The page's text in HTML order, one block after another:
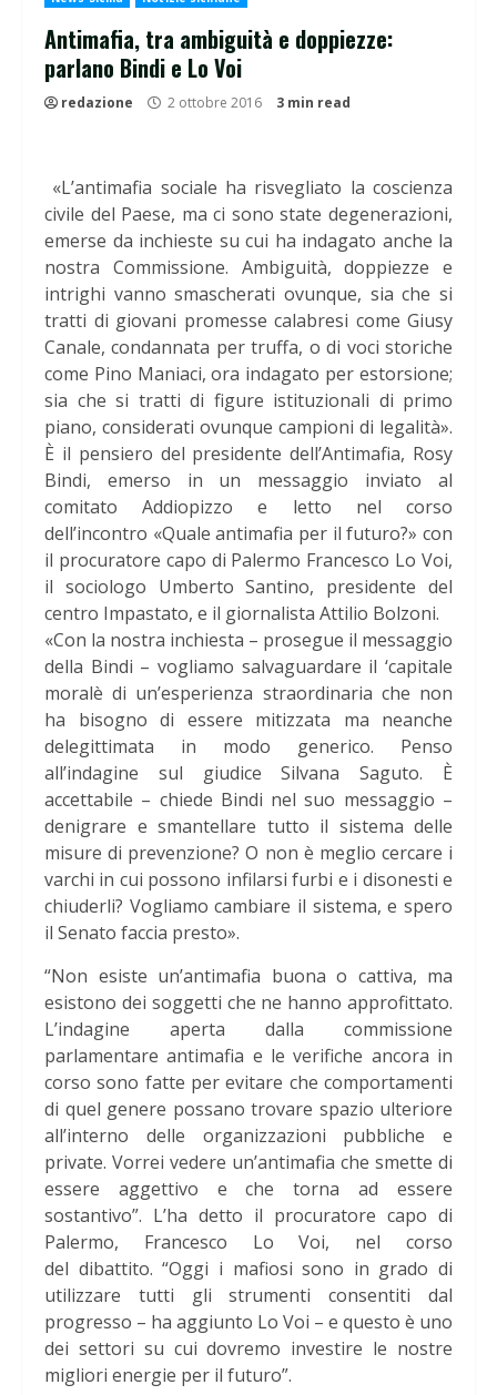
Antimafia, tra ambiguità e doppiezze:
parlano Bindi e Lo Voi
redazione 2 ottobre 2016 3 min read
«L’antimafia sociale ha risvegliato la coscienza
civile del Paese, ma ci sono state degenerazioni,
emerse da inchieste su cui ha indagato anche la
nostra Commissione. Ambiguità, doppiezze e
intrighi vanno smascherati ovunque, sia che si
tratti di giovani promesse calabresi come Giusy
Canale, condannata per truffa, o di voci storiche
come Pino Maniaci, ora indagato per estorsione;
sia che si tratti di figure istituzionali di primo
piano, considerati ovunque campioni di legalità».
È il pensiero del presidente dell’Antimafia, Rosy
Bindi, emerso in un messaggio inviato al
comitato Addiopizzo e letto nel corso
dell’incontro «Quale antimafia per il futuro?» con
il procuratore capo di Palermo Francesco Lo Voi,
il sociologo Umberto Santino, presidente del
centro Impastato, e il giornalista Attilio Bolzoni.
«Con la nostra inchiesta – prosegue il messaggio
della Bindi – vogliamo salvaguardare il ‘capitale
moralè di un’esperienza straordinaria che non
ha bisogno di essere mitizzata ma neanche
delegittimata in modo generico. Penso
all’indagine sul giudice Silvana Saguto. È
accettabile – chiede Bindi nel suo messaggio –
denigrare e smantellare tutto il sistema delle
misure di prevenzione? O non è meglio cercare i
varchi in cui possono infilarsi furbi e i disonesti e
chiuderli? Vogliamo cambiare il sistema, e spero
il Senato faccia presto».
“Non esiste un’antimafia buona o cattiva, ma
esistono dei soggetti che ne hanno approfittato.
L’indagine aperta dalla commissione
parlamentare antimafia e le verifiche ancora in
corso sono fatte per evitare che comportamenti
di quel genere possano trovare spazio ulteriore
all’interno delle organizzazioni pubbliche e
private. Vorrei vedere un’antimafia che smette di
essere aggettivo e che torna ad essere
sostantivo”. L’ha detto il procuratore capo di
Palermo, Francesco Lo Voi, nel corso
del dibattito. “Oggi i mafiosi sono in grado di
utilizzare tutti gli strumenti consentiti dal
progresso – ha aggiunto Lo Voi – e questo è uno
dei settori su cui dovremo investire le nostre
migliori energie per il futuro”.